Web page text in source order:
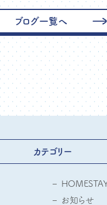
ブログ一覧へ
カテゴリー
お知らせ